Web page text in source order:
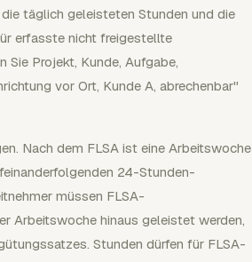
täglich geleisteten Stunden und die
erfasste nicht freigestellte
Sie Projekt, Kunde, Aufgabe,
vor Ort, Kunde A, abrechenbar"
Nach dem FLSA ist eine Arbeitswoche
24-Stunden-
müssen FLSA-
Arbeitswoche hinaus geleistet werden,
Stunden dürfen für FLSA-